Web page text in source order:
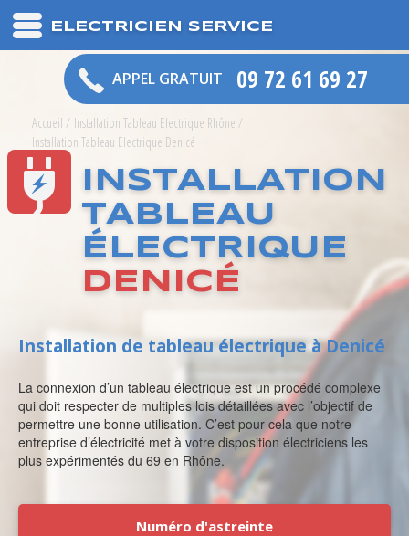
ELECTRICIEN SERVICE
APPEL GRATUIT 09 72 61 69 27
Accueil / Installation Tableau Electrique Rhône /
Installation Tableau Electrique Denicé
INSTALLATION
TABLEAU
ÉLECTRIQUE
DENICÉ
Installation de tableau électrique à Denicé
La connexion d’un tableau électrique est un procédé complexe
qui doit respecter de multiples lois détaillées avec l’objectif de
permettre une bonne utilisation. C’est pour cela que notre
entreprise d’électricité met à votre disposition électriciens les
plus expérimentés du 69 en Rhône.
Numéro d'astreinte